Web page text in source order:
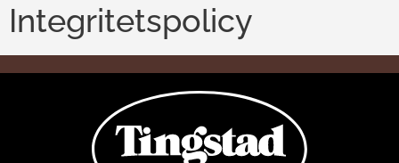
Integritetspolicy